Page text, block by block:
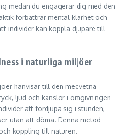
medan du engagerar dig med den
förbättrar mental klarhet och
individer kan koppla djupare till
i naturliga miljöer
hänvisar till den medvetna
ljud och känslor i omgivningen
att fördjupa sig i stunden,
utan att döma. Denna metod
koppling till naturen.